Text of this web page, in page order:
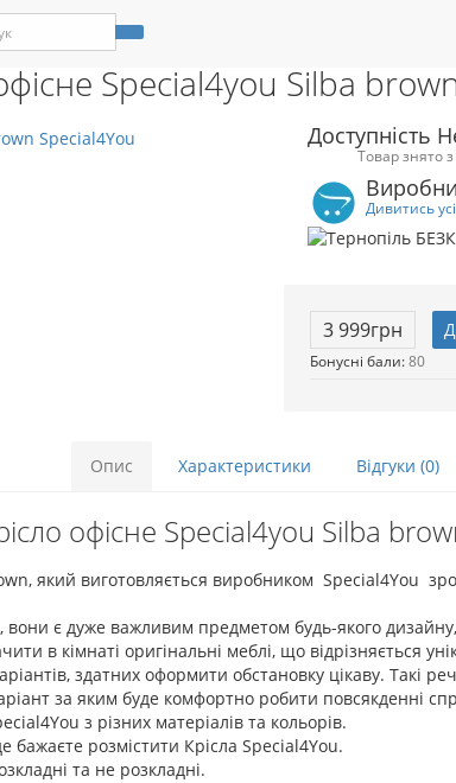
Столи і стільці
Столи і стільці
Special4you Silba
Доступність
Товар знято
Дивитись
3 999грн
Бонусні бали:80
Опис Характеристики Відгуки (0)
офісне Special4you Silba
який виготовляється виробником Special4You
є дуже важливим предметом будь-якого
в кімнаті оригінальні меблі, що відрізняється
здатних оформити обстановку цікаву. Такі
за яким буде комфортно робити повсякденні
з різних матеріалів та кольорів.
бажаєте розмістити Крісла Special4You.
та не розкладні.